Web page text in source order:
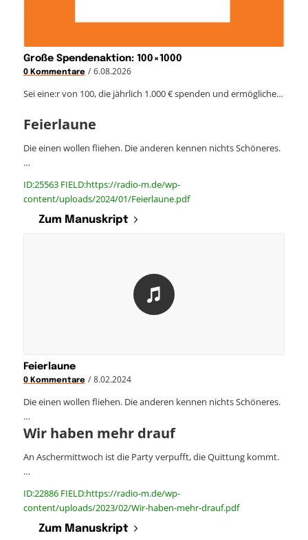
Große Spendenaktion: 100×1000
0 Kommentare / 6.08.2026
Sei eine:r von 100, die jährlich 1.000 € spenden und ermögliche…
Feierlaune
Die einen wollen fliehen. Die anderen kennen nichts Schöneres.
…
ID:25563 FIELD:https://radio-m.de/wp-
content/uploads/2024/01/Feierlaune.pdf
Zum Manuskript
Feierlaune
0 Kommentare / 8.02.2024
Die einen wollen fliehen. Die anderen kennen nichts Schöneres.
…
Wir haben mehr drauf
An Aschermittwoch ist die Party verpufft, die Quittung kommt.
…
ID:22886 FIELD:https://radio-m.de/wp-
content/uploads/2023/02/Wir-haben-mehr-drauf.pdf
Zum Manuskript